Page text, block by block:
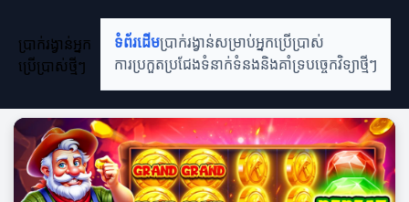
ប្រាក់រង្វាន់អ្នក
ប្រើប្រាស់ថ្មីៗ
ទំព័រដើមប្រាក់រង្វាន់សម្រាប់អ្នកប្រើប្រាស់
ការប្រកួតប្រជែងទំនាក់ទំនងនិងគាំទ្របច្ចេកវិទ្យាថ្មីៗ